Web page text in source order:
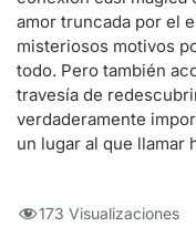
amor truncada por el
misteriosos motivos
todo. Pero también
travesía de
verdaderamente
un lugar al que llamar
173 Visualizaciones